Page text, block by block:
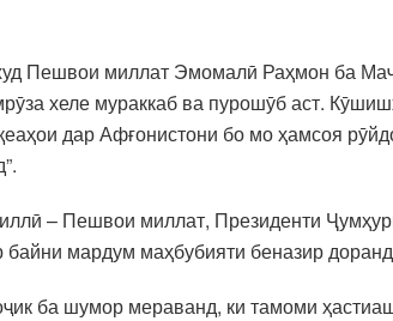
Пешвои миллат Эмомалӣ Раҳмон ба
хеле мураккаб ва пурошӯб аст.
дар Афғонистони бо мо ҳамсоя
– Пешвои миллат, Президенти
мардум маҳбубияти беназир
ба шумор мераванд, ки тамоми